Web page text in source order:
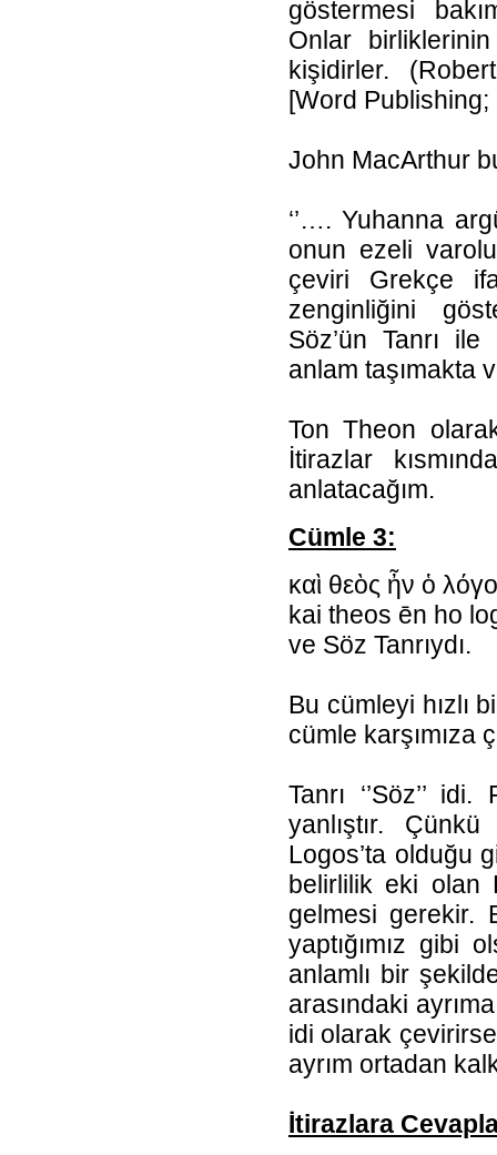
göstermesi
Onlar
kişidirler.
[Word
John MacArthur
‘’…. Yuhanna
onun ezeli
çeviri Grekçe
zenginliğini
Söz’ün Tanrı
anlam taşımakta
Ton Theon
İtirazlar
anlatacağım.
Cümle 3:
καὶ θεὸς ἦν ὁ
kai theos ēn ho
ve Söz Tanrıydı.
Bu cümleyi hızlı
cümle karşımıza
Tanrı ‘’Söz’’
yanlıştır.
Logos’ta olduğu
belirlilik eki olan
gelmesi gerekir.
yaptığımız gibi
anlamlı bir
arasındaki
idi olarak
ayrım ortadan
İtirazlara